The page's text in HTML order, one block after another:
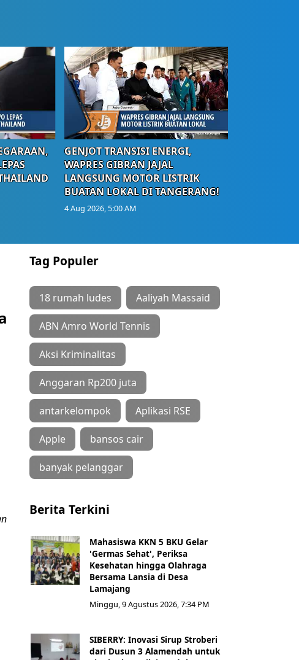
GENJOT TRANSISI ENERGI,
WAPRES GIBRAN JAJAL
LANGSUNG MOTOR LISTRIK
BUATAN LOKAL DI TANGERANG!
4 Aug 2026, 5:00 AM
Tag Populer
18 rumah ludes Aaliyah Massaid
ABN Amro World Tennis
Aksi Kriminalitas
Anggaran Rp200 juta
antarkelompok Aplikasi RSE
Apple bansos cair
banyak pelanggar
Berita Terkini
Mahasiswa KKN 5 BKU Gelar
'Germas Sehat', Periksa
Kesehatan hingga Olahraga
Bersama Lansia di Desa
Lamajang
Minggu, 9 Agustus 2026, 7:34 PM
SIBERRY: Inovasi Sirup Stroberi
dari Dusun 3 Alamendah untuk